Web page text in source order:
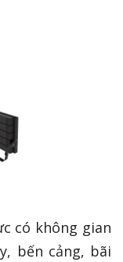
có không gian
bến cảng, bãi